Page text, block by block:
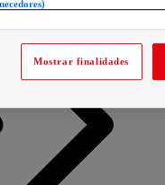
Mostrar finalidades